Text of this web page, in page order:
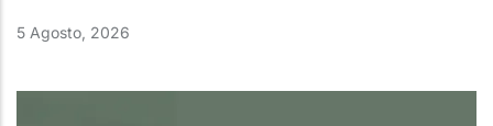
5 Agosto, 2026